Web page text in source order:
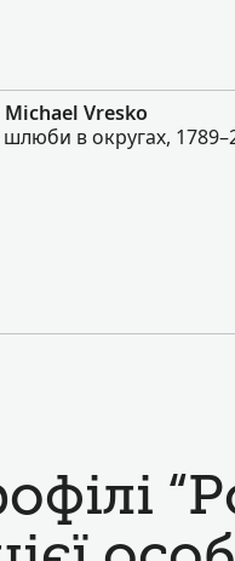
Vresko
в округах,